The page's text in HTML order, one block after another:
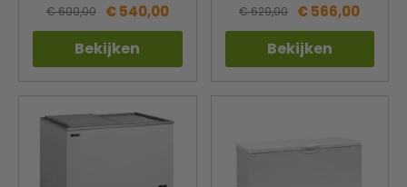
€ 600,00 € 540,00
Bekijken
€ 629,00 € 566,00
Bekijken